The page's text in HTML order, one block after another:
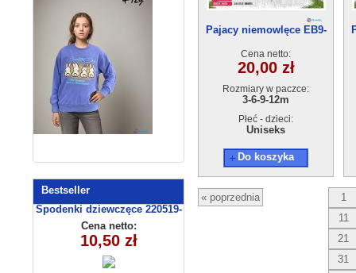
Bestseller
Spodenki dziewczęce 220519-
4 (13-16)
Cena netto:
10,50 zł
Pajacy niemowlęce EB9-
Cena netto:
20,00 zł
Rozmiary w paczce:
3-6-9-12m
Płeć - dzieci:
Uniseks
Do koszyka
« poprzednia
1
11
21
31